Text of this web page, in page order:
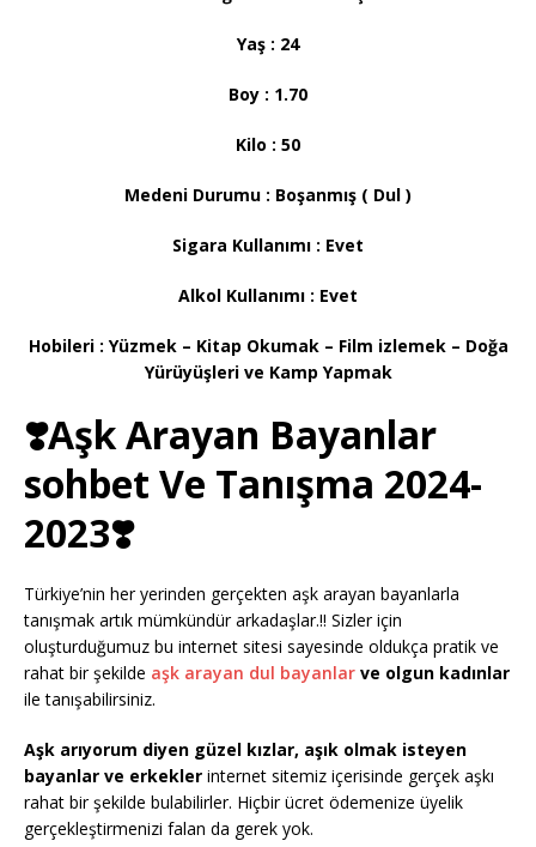
Yaş : 24
Boy : 1.70
Kilo : 50
Medeni Durumu : Boşanmış ( Dul )
Sigara Kullanımı : Evet
Alkol Kullanımı : Evet
Hobileri : Yüzmek – Kitap Okumak – Film izlemek – Doğa
Yürüyüşleri ve Kamp Yapmak
❣️Aşk Arayan Bayanlar
sohbet Ve Tanışma 2024-
2023❣️
Türkiye’nin her yerinden gerçekten aşk arayan bayanlarla
tanışmak artık mümkündür arkadaşlar.!! Sizler için
oluşturduğumuz bu internet sitesi sayesinde oldukça pratik ve
rahat bir şekilde aşk arayan dul bayanlar ve olgun kadınlar
ile tanışabilirsiniz.
Aşk arıyorum diyen güzel kızlar, aşık olmak isteyen
bayanlar ve erkekler internet sitemiz içerisinde gerçek aşkı
rahat bir şekilde bulabilirler. Hiçbir ücret ödemenize üyelik
gerçekleştirmenizi falan da gerek yok.